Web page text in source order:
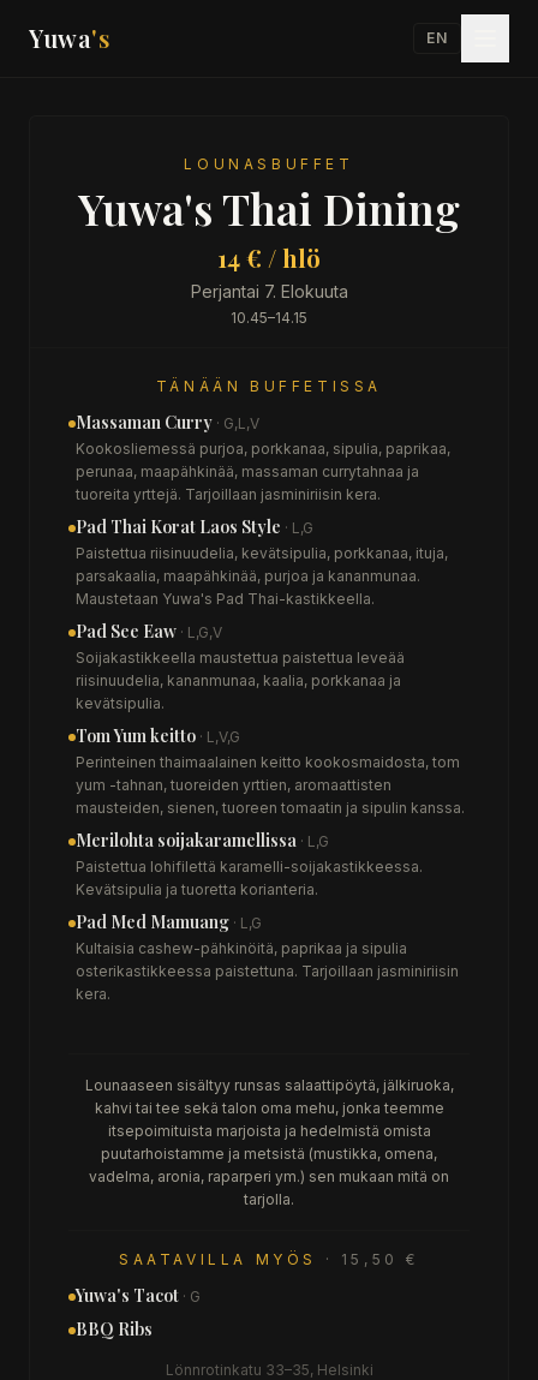
Yuwa's EN
LOUNASBUFFET
Yuwa's Thai Dining
14 € / hlö
Perjantai 7. Elokuuta
10.45–14.15
TÄNÄÄN BUFFETISSA
Massaman Curry · G,L,V
Kookosliemessä purjoa, porkkanaa, sipulia, paprikaa,
perunaa, maapähkinää, massaman currytahnaa ja
tuoreita yrttejä. Tarjoillaan jasminiriisin kera.
Pad Thai Korat Laos Style · L,G
Paistettua riisinuudelia, kevätsipulia, porkkanaa, ituja,
parsakaalia, maapähkinää, purjoa ja kananmunaa.
Maustetaan Yuwa's Pad Thai-kastikkeella.
Pad See Eaw · L,G,V
Soijakastikkeella maustettua paistettua leveää
riisinuudelia, kananmunaa, kaalia, porkkanaa ja
kevätsipulia.
Tom Yum keitto · L,V,G
Perinteinen thaimaalainen keitto kookosmaidosta, tom
yum -tahnan, tuoreiden yrttien, aromaattisten
mausteiden, sienen, tuoreen tomaatin ja sipulin kanssa.
Merilohta soijakaramellissa · L,G
Paistettua lohifilettä karamelli-soijakastikkeessa.
Kevätsipulia ja tuoretta korianteria.
Pad Med Mamuang · L,G
Kultaisia cashew-pähkinöitä, paprikaa ja sipulia
osterikastikkeessa paistettuna. Tarjoillaan jasminiriisin
kera.
Lounaaseen sisältyy runsas salaattipöytä, jälkiruoka,
kahvi tai tee sekä talon oma mehu, jonka teemme
itsepoimituista marjoista ja hedelmistä omista
puutarhoistamme ja metsistä (mustikka, omena,
vadelma, aronia, raparperi ym.) sen mukaan mitä on
tarjolla.
SAATAVILLA MYÖS · 15,50 €
Yuwa's Tacot · G
BBQ Ribs
Lönnrotinkatu 33–35, Helsinki